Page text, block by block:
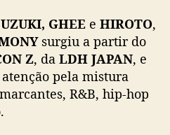
r
i
e
n
d
s
GHEE e HIROTO,
surgiu a partir do
Z, da LDH JAPAN, e
pela mistura
R&B, hip-hop